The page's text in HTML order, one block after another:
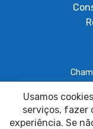
Usamos
serviços, fazer
experiência. Se